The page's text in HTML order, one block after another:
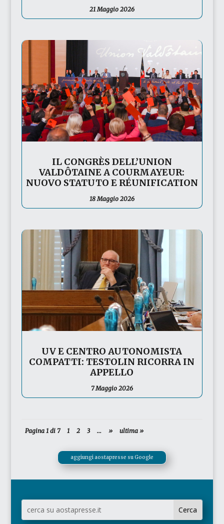
21 Maggio 2026
IL CONGRÈS DELL’UNION
VALDÔTAINE A COURMAYEUR:
NUOVO STATUTO E RÉUNIFICATION
18 Maggio 2026
UV E CENTRO AUTONOMISTA
COMPATTI: TESTOLIN RICORRA IN
APPELLO
7 Maggio 2026
Pagina 1 di 7 1 2 3 ... » ultima »
aggiungi aostapresse su Google